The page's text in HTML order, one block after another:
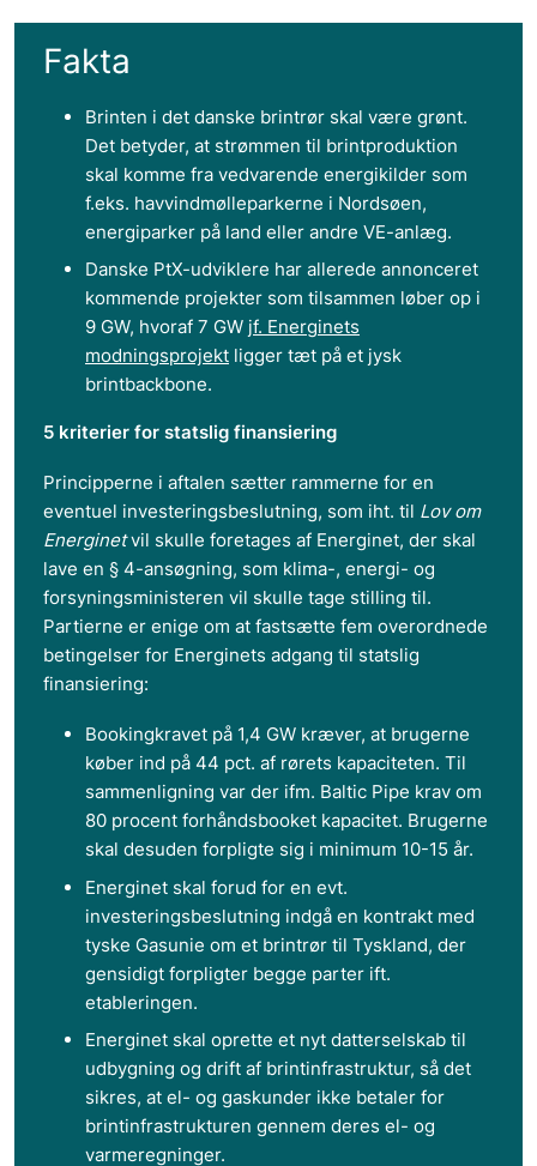
Fakta
Brinten i det danske brintrør skal være grønt.
Det betyder, at strømmen til brintproduktion
skal komme fra vedvarende energikilder som
f.eks. havvindmølleparkerne i Nordsøen,
energiparker på land eller andre VE-anlæg.
Danske PtX-udviklere har allerede annonceret
kommende projekter som tilsammen løber op i
9 GW, hvoraf 7 GW jf. Energinets
modningsprojekt ligger tæt på et jysk
brintbackbone.
5 kriterier for statslig finansiering
Principperne i aftalen sætter rammerne for en
eventuel investeringsbeslutning, som iht. til Lov om
Energinetvil skulle foretages af Energinet, der skal
lave en § 4-ansøgning, som klima-, energi- og
forsyningsministeren vil skulle tage stilling til.
Partierne er enige om at fastsætte fem overordnede
betingelser for Energinets adgang til statslig
finansiering:
Bookingkravet på 1,4 GW kræver, at brugerne
køber ind på 44 pct. af rørets kapaciteten. Til
sammenligning var der ifm. Baltic Pipe krav om
80 procent forhåndsbooket kapacitet. Brugerne
skal desuden forpligte sig i minimum 10-15 år.
Energinet skal forud for en evt.
investeringsbeslutning indgå en kontrakt med
tyske Gasunie om et brintrør til Tyskland, der
gensidigt forpligter begge parter ift.
etableringen.
Energinet skal oprette et nyt datterselskab til
udbygning og drift af brintinfrastruktur, så det
sikres, at el- og gaskunder ikke betaler for
brintinfrastrukturen gennem deres el- og
varmeregninger.